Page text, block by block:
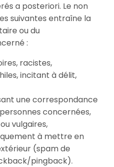
a posteriori. Le non
suivantes entraîne la
ou du
:
racistes,
incitant à délit,
une correspondance
concernées,
vulgaires,
à mettre en
(spam de
pingback).